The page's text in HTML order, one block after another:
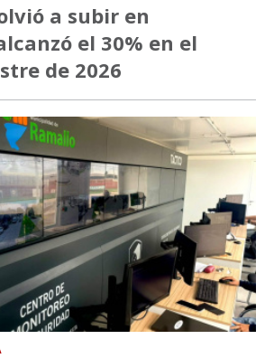
a subir en
el 30% en el
de 2026